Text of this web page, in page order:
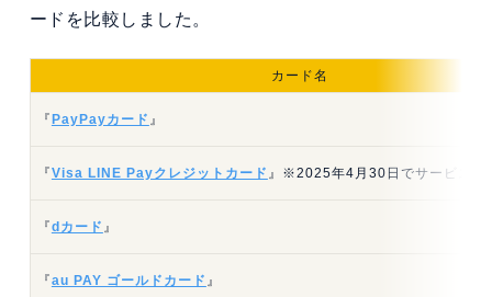
ードを比較しました。
カード名
『PayPayカード 』
『Visa LINE Payクレジットカード 』※2025年4月30日でサービス終
『dカード 』
『au PAY ゴールドカード 』